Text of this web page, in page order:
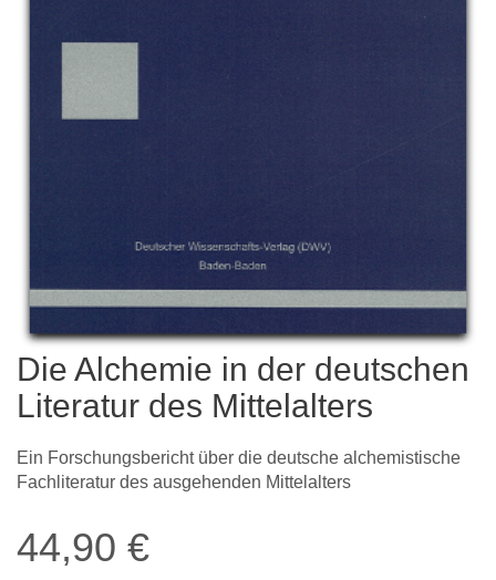
Die Alchemie in der deutschen
Literatur des Mittelalters
Ein Forschungsbericht über die deutsche alchemistische
Fachliteratur des ausgehenden Mittelalters
44,90 €